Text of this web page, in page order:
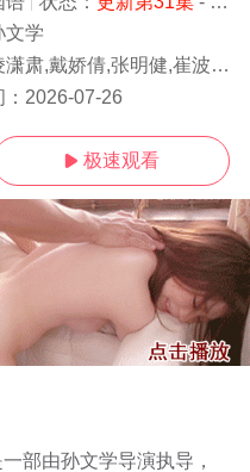
文学
肃,戴娇倩,张明健,崔波,李肖宁,冯国庆,郭铁城,王义钦
2026-07-26
 极速观看
部由孙文学导演执导，